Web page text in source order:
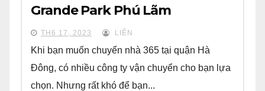
Grande Park Phú Lãm
TH6 17, 2023 LIÊN
Khi bạn muốn chuyển nhà 365 tại quận Hà
Đông, có nhiều công ty vận chuyển cho bạn lựa
chọn. Nhưng rất khó để bạn...